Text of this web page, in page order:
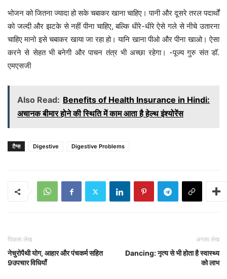
भोजन को जितना ज्यादा हो सके चबाकर खाना चाहिए। पानी और दूसरे तरल पदार्थों
को जल्दी और झटके से नहीं पीना चाहिए, बल्कि धीरे-धीरे ऐसे गले से नीचे उतारना
चाहिए मानो इसे चबाकर खाया जा रहा हो। यानि खाना पीओ और पीना खाओ। ऐसा
करने से सेहत भी बनेगी और पाचन तंत्र भी अच्छा रहेगा। -पूज्य गुरु संत डॉ.
एमएसजी
Also Read: Benefits of Health Insurance in Hindi:
अचानक बीमार होने की स्थिति में काम आता है हेल्थ इंश्योरेंस
टैग्स Digestive Digestive Problems
पिछला लेख
नेचुरोपैथी योग, आहार और पंचकर्म सहित
9उपचार विधियाँ
अगला लेख
Dancing: नृत्य से भी होता है स्वास्थ्य
को लाभ